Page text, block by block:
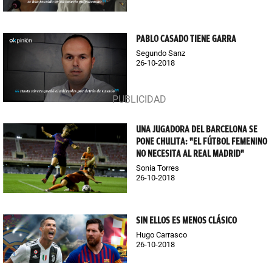
PABLO CASADO TIENE GARRA
Segundo Sanz
26-10-2018
UNA JUGADORA DEL BARCELONA SE
PONE CHULITA: "EL FÚTBOL FEMENINO
NO NECESITA AL REAL MADRID"
Sonia Torres
26-10-2018
SIN ELLOS ES MENOS CLÁSICO
Hugo Carrasco
26-10-2018